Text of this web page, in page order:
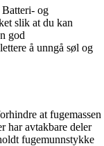
og
slik at du kan
god
å unngå søl og
at fugemassen
har avtakbare deler
fugemunnstykke